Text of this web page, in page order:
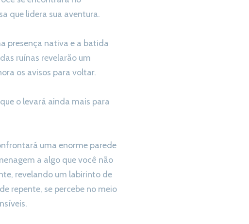
que lidera sua aventura.
presença nativa e a batida
ruínas revelarão um
os avisos para voltar.
o levará ainda mais para
uma enorme parede
a algo que você não
revelando um labirinto de
repente, se percebe no meio